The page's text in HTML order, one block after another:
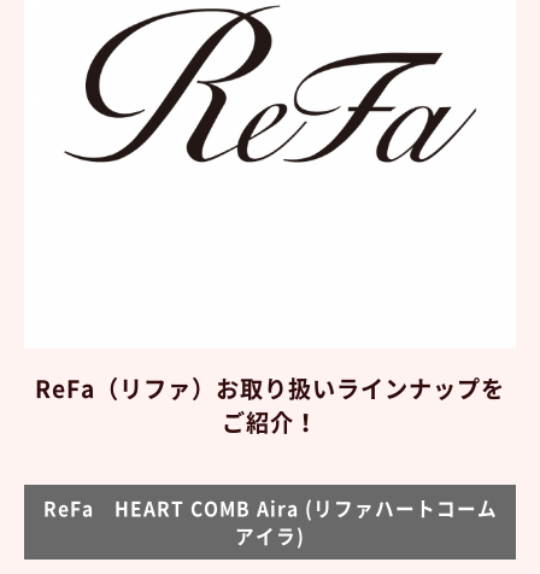
ReFa（リファ） お取り扱いラインナップを
ご紹介！
ReFa HEART COMB Aira (リファハートコーム
アイラ)